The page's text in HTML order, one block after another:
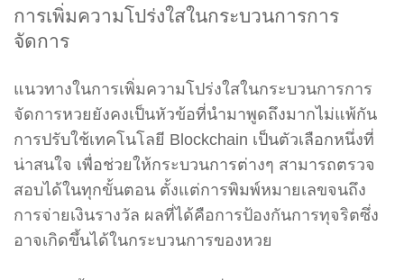
การเพิ่มความโปร่งใสในกระบวนการการ
จัดการ
แนวทางในการเพิ่มความโปร่งใสในกระบวนการการ
จัดการหวยยังคงเป็นหัวข้อที่นำมาพูดถึงมากไม่แพ้กัน
การปรับใช้เทคโนโลยี Blockchain เป็นตัวเลือกหนึ่งที่
น่าสนใจ เพื่อช่วยให้กระบวนการต่างๆ สามารถตรวจ
สอบได้ในทุกขั้นตอน ตั้งแต่การพิมพ์หมายเลขจนถึง
การจ่ายเงินรางวัล ผลที่ได้คือการป้องกันการทุจริตซึ่ง
อาจเกิดขึ้นได้ในกระบวนการของหวย